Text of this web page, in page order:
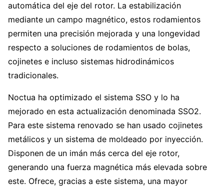
automática del eje del rotor. La estabilización
mediante un campo magnético, estos rodamientos
permiten una precisión mejorada y una longevidad
respecto a soluciones de rodamientos de bolas,
cojinetes e incluso sistemas hidrodinámicos
tradicionales.
Noctua ha optimizado el sistema SSO y lo ha
mejorado en esta actualización denominada SSO2.
Para este sistema renovado se han usado cojinetes
metálicos y un sistema de moldeado por inyección.
Disponen de un imán más cerca del eje rotor,
generando una fuerza magnética más elevada sobre
este. Ofrece, gracias a este sistema, una mayor